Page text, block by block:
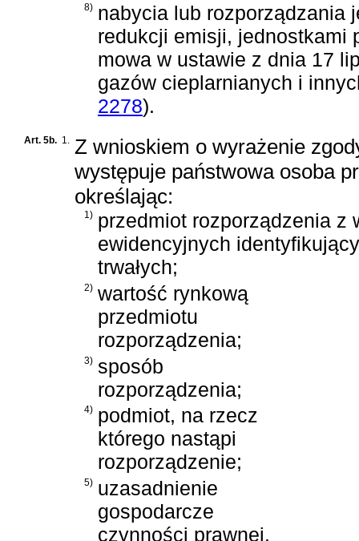
8) nabycia lub rozporządzania
redukcji emisji, jednostkami
mowa w ustawie z dnia 17
gazów cieplarnianych i
2278).
Art. 5b. 1. Z wnioskiem o wyrażenie
występuje państwowa osoba
określając:
1) przedmiot rozporządzenia z
ewidencyjnych
trwałych;
2) wartość rynkową
przedmiotu
rozporządzenia;
3) sposób
rozporządzenia;
4) podmiot, na rzecz
którego nastąpi
rozporządzenie;
5) uzasadnienie
gospodarcze
czynności prawnej.